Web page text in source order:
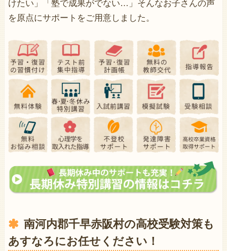
けたい」「塾で成果がでない…」そんなお子さんの声
を原点にサポートをご用意しました。
南河内郡千早赤阪村の高校受験対策も
あすなろにお任せください！